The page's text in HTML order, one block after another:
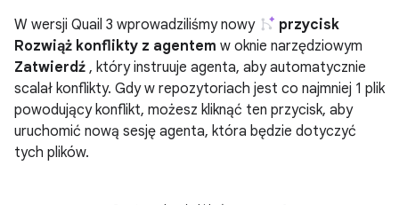
W wersji Quail 3 wprowadziliśmy nowy
przycisk
Rozwiąż konflikty z agentem w oknie narzędziowym
Zatwierdź , który instruuje agenta, aby automatycznie
scalał konflikty. Gdy w repozytoriach jest co najmniej 1 plik
powodujący konflikt, możesz kliknąć ten przycisk, aby
uruchomić nową sesję agenta, która będzie dotyczyć
tych plików.